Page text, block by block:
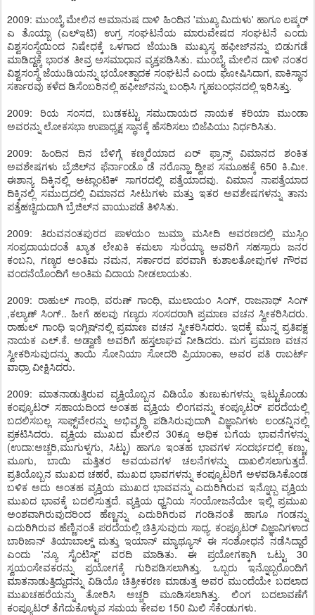
2009: ಮುಂಬೈ ಮೇಲಿನ ಅಮಾನುಷ ದಾಳಿ ಹಿಂದಿನ 'ಮುಖ್ಯ ಮಿದುಳು' ಹಾಗೂ ಲಷ್ಕರ್
ಎ ತೊಯ್ಬಾ (ಎಲ್‌ಇಟಿ) ಉಗ್ರ ಸಂಘಟನೆಯ ಮಾರುವೇಷದ ಸಂಘಟನೆ ಎಂದು
ವಿಶ್ವಸಂಸ್ಥೆಯಿಂದ ನಿಷೇಧಕ್ಕೆ ಒಳಗಾದ ಜೆಯುಡಿ ಮುಖ್ಯಸ್ಥ ಹಫೀಜ್‌ನನ್ನು ಬಿಡುಗಡೆ
ಮಾಡಿದ್ದಕ್ಕೆ ಭಾರತ ತೀವ್ರ ಅಸಮಾಧಾನ ವ್ಯಕ್ತಪಡಿಸಿತು. ಮುಂಬೈ ಮೇಲಿನ ದಾಳಿ ನಂತರ
ವಿಶ್ವಸಂಸ್ಥೆ ಜೆಯುಡಿಯನ್ನು ಭಯೋತ್ಪಾದಕ ಸಂಘಟನೆ ಎಂದು ಘೋಷಿಸಿದಾಗ, ಪಾಕಿಸ್ಥಾನ
ಸರ್ಕಾರವು ಕಳೆದ ಡಿಸೆಂಬರಿನಲ್ಲಿ ಹಫೀಜ್‌ನನ್ನು ಬಂಧಿಸಿ ಗೃಹಬಂಧನದಲ್ಲಿ ಇರಿಸಿತ್ತು.
2009: ರಿಯ ಸಂಸದ, ಬುಡಕಟ್ಟು ಸಮುದಾಯದ ನಾಯಕ ಕರಿಯಾ ಮುಂಡಾ
ಅವರನ್ನು ಲೋಕಸಭಾ ಉಪಾಧ್ಯಕ್ಷ ಸ್ಥಾನಕ್ಕೆ ಹೆಸರಿಸಲು ಬಿಜೆಪಿಯು ನಿರ್ಧರಿಸಿತು.
2009: ಹಿಂದಿನ ದಿನ ಬೆಳಿಗ್ಗೆ ಕಣ್ಮರೆಯಾದ ಏರ್ ಫ್ರಾನ್ಸ್ ವಿಮಾನದ ಶಂಕಿತ
ಅವಶೇಷಗಳು ಬ್ರೆಜಿಲ್‌ನ ಫೆರ್ನಾಂಡೊ ಡೆ ನರೊನ್ಹಾ ದ್ವೀಪ ಸಮೂಹಕ್ಕೆ 650 ಕಿ.ಮೀ.
ಈಶಾನ್ಯ ದಿಕ್ಕಿನಲ್ಲಿ ಅಟ್ಲಾಂಟಿಕ್ ಸಾಗರದಲ್ಲಿ ಪತ್ತೆಯಾದವು. ವಿಮಾನ ನಾಪತ್ತೆಯಾದ
ದಿಕ್ಕಿನಲ್ಲಿ ಸಮುದ್ರದಲ್ಲಿ ವಿಮಾನದ ಸೀಟುಗಳು ಮತ್ತು ಇತರ ಅವಶೇಷಗಳನ್ನು ತಾನು
ಪತ್ತೆಹಚ್ಚಿದುದಾಗಿ ಬ್ರೆಜಿಲ್‌ನ ವಾಯುಪಡೆ ತಿಳಿಸಿತು.
2009: ತಿರುವನಂತಪುರದ ಪಾಳಯಂ ಜುಮ್ಮಾ ಮಸೀದಿ ಆವರಣದಲ್ಲಿ ಮುಸ್ಲಿಂ
ಸಂಪ್ರದಾಯದಂತೆ ಖ್ಯಾತ ಲೇಖಕಿ ಕಮಲಾ ಸುರಯ್ಯಾ ಅವರಿಗೆ ಸಹಸ್ರಾರು ಜನರ
ಕಂಬನಿ, ಗಣ್ಯರ ಅಂತಿಮ ನಮನ, ಸರ್ಕಾರದ ಪರವಾಗಿ ಕುಶಾಲತೋಪುಗಳ ಗೌರವ
ವಂದನೆಯೊಂದಿಗೆ ಅಂತಿಮ ವಿದಾಯ ನೀಡಲಾಯತು.
2009: ರಾಹುಲ್ ಗಾಂಧಿ, ವರುಣ್ ಗಾಂಧಿ, ಮುಲಾಯಂ ಸಿಂಗ್, ರಾಜನಾಥ್ ಸಿಂಗ್
,ಕಲ್ಯಾಣ್ ಸಿಂಗ್.. ಹೀಗೆ ಹಲವು ಗಣ್ಯರು ಸಂಸದರಾಗಿ ಪ್ರಮಾಣ ವಚನ ಸ್ವೀಕರಿಸಿದರು.
ರಾಹುಲ್ ಗಾಂಧಿ ಇಂಗ್ಲಿಷ್‌ನಲ್ಲಿ ಪ್ರಮಾಣ ವಚನ ಸ್ವೀಕರಿಸಿದರು. ಇದಕ್ಕೆ ಮುನ್ನ ಪ್ರತಿಪಕ್ಷ
ನಾಯಕ ಎಲ್.ಕೆ. ಅಡ್ವಾಣಿ ಅವರಿಗೆ ಹಸ್ತಲಾಘವ ನೀಡಿದರು. ಮಗ ಪ್ರಮಾಣ ವಚನ
ಸ್ವೀಕರಿಸುವುದನ್ನು ತಾಯಿ ಸೋನಿಯಾ ಸೋದರಿ ಪ್ರಿಯಾಂಕಾ, ಅವರ ಪತಿ ರಾಬರ್ಟ್
ವಾಧ್ರಾ ವೀಕ್ಷಿಸಿದರು.
2009: ಮಾತನಾಡುತ್ತಿರುವ ವ್ಯಕ್ತಿಯೊಬ್ಬನ ವಿಡಿಯೊ ತುಣುಕುಗಳನ್ನು ಇಟ್ಟುಕೊಂಡು
ಕಂಪ್ಯೂಟರ್ ಸಹಾಯದಿಂದ ಅಂತಹ ವ್ಯಕ್ತಿಯ ಲಿಂಗವನ್ನು ಕಂಪ್ಯೂಟರ್ ಪರದೆಯಲ್ಲಿ
ಬದಲಿಸಬಲ್ಲ ಸಾಫ್ಟ್‌ವೇರನ್ನು ಅಭಿವೃದ್ಧಿ ಪಡಿಸಿರುವುದಾಗಿ ವಿಜ್ಞಾನಿಗಳು ಲಂಡನ್ನಿನಲ್ಲಿ
ಪ್ರಕಟಿಸಿದರು. ವ್ಯಕ್ತಿಯ ಮುಖದ ಮೇಲಿನ 30ಕ್ಕೂ ಅಧಿಕ ಬಗೆಯ ಭಾವನೆಗಳನ್ನು
(ಉದಾ:ಅಚ್ಚರಿ,ಮುಗುಳ್ನಗು, ಸಿಟ್ಟು) ಹಾಗೂ ಇಂತಹ ಭಾವಗಳ ಸಂದರ್ಭದಲ್ಲಿ ಕಣ್ಣು,
ಮೂಗು, ಬಾಯಿ ಮತ್ತಿತರ ಅವಯವಗಳ ಚಲನೆಗಳನ್ನು ದಾಖಲಿಸಲಾಗುತ್ತದೆ.
ಪ್ರತಿಯೊಬ್ಬನ ಮುಖದ ಚಹರೆ, ಮುಖದ ಭಾವಗಳನ್ನು ಕಂಪ್ಯೂಟರಿಗೆ ಅಳವಡಿಸಿಕೊಂಡ
ಬಳಿಕ ಅದು ಅಂತಹ ವ್ಯಕ್ತಿಯ ಮುಖದ ಭಾವವನ್ನು ಎದುರಿಗಿರುವ ಇನ್ನೊಬ್ಬ ವ್ಯಕ್ತಿಯ
ಮುಖದ ಭಾವಕ್ಕೆ ಬದಲಿಸುತ್ತದೆ. ವ್ಯಕ್ತಿಯ ಧ್ವನಿಯ ಸಂಯೋಜನೆಯೇ ಇಲ್ಲಿ ಪ್ರಮುಖ
ಅಂಶವಾಗಿರುವುದರಿಂದ ಹೆಣ್ಣನ್ನು ಎದುರಿಗಿರುವ ಗಂಡಿನಂತೆ ಹಾಗೂ ಗಂಡನ್ನು
ಎದುರಿಗಿರುವ ಹೆಣ್ಣಿನಂತೆ ಪರದೆಯಲ್ಲಿ ಚಿತ್ರಿಸುವುದು ಸಾಧ್ಯ. ಕಂಪ್ಯೂಟರ್ ವಿಜ್ಞಾನಿಗಳಾದ
ಬಾರಿಜಾನ್ ತಿಯಾಬಾಲ್ಡ್ ಮತ್ತು ಇಯಾನ್ ಮ್ಯಾಥ್ಯೂಸ್ ಈ ಸಂಶೋಧನೆ ನಡೆಸಿದ್ದಾರೆ
ಎಂದು 'ನ್ಯೂ ಸೈಂಟಿಸ್ಟ್' ವರದಿ ಮಾಡಿತು. ಈ ಪ್ರಯೋಗಕ್ಕಾಗಿ ಒಟ್ಟು 30
ಸ್ವಯಂಸೇವಕರನ್ನು ಪ್ರಯೋಗಕ್ಕೆ ಗುರಿಪಡಿಸಲಾಗಿತ್ತು. ಒಬ್ಬರು ಇನ್ನೊಬ್ಬರೊಂದಿಗೆ
ಮಾತನಾಡುತ್ತಿದ್ದುದನ್ನು ವಿಡಿಯೊ ಚಿತ್ರೀಕರಣ ಮಾಡುತ್ತ ಅವರ ಮುಂದೆಯೇ ಬದಲಾದ
ಮುಖಚಹರೆಯನ್ನು ತೋರಿಸಿ ಅಚ್ಚರಿ ಮೂಡಿಸಲಾಗಿತ್ತು. ಲಿಂಗ ಬದಲಾವಣೆಗೆ
ಕಂಪ್ಯೂಟರ್ ತೆಗೆದುಕೊಳ್ಳುವ ಸಮಯ ಕೇವಲ 150 ಮಿಲಿ ಸೆಕೆಂಡುಗಳು.